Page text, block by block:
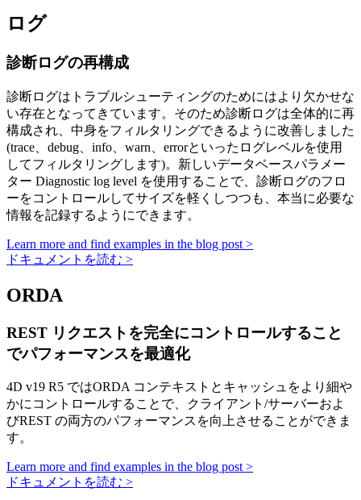
ログ
診断ログの再構成
診断ログはトラブルシューティングのためにはより欠かせな
い存在となってきています。そのため診断ログは全体的に再
構成され、中身をフィルタリングできるように改善しました
(trace、debug、info、warn、errorといったログレベルを使用
してフィルタリングします)。新しいデータベースパラメー
ター Diagnostic log level を使用することで、診断ログのフロ
ーをコントロールしてサイズを軽くしつつも、本当に必要な
情報を記録するようにできます。
Learn more and find examples in the blog post >
ドキュメントを読む >
ORDA
REST リクエストを完全にコントロールすること
でパフォーマンスを最適化
4D v19 R5 ではORDA コンテキストとキャッシュをより細や
かにコントロールすることで、クライアント/サーバーおよ
びREST の両方のパフォーマンスを向上させることができま
す。
Learn more and find examples in the blog post >
ドキュメントを読む >